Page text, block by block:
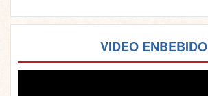
VIDEO ENBEBIDO